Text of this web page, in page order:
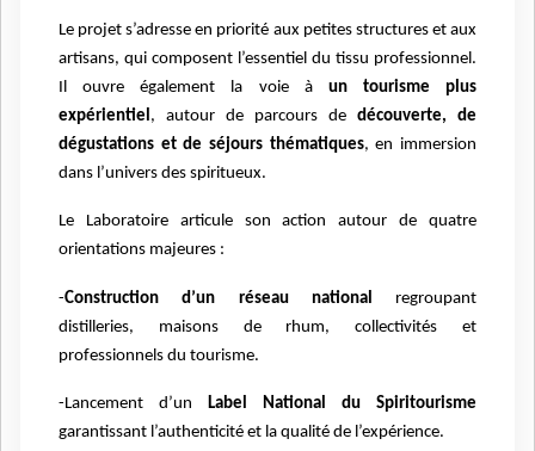
Le projet s’adresse en priorité aux petites structures et aux
artisans, qui composent l’essentiel du tissu professionnel.
Il ouvre également la voie à un tourisme plus
expérientiel, autour de parcours de découverte, de
dégustations et de séjours thématiques, en immersion
dans l’univers des spiritueux.
Le Laboratoire articule son action autour de quatre
orientations majeures :
-Construction d’un réseau national
regroupant
distilleries, maisons de rhum, collectivités et
professionnels du tourisme.
-Lancement d’un Label National du Spiritourisme
garantissant l’authenticité et la qualité de l’expérience.